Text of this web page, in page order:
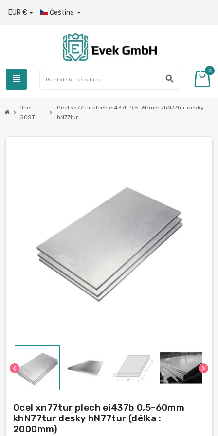
EUR € Čeština 
view_headline search
0
chevron_right
Ocel
GOST
chevron_right
Ocel xn77tur plech ei437b 0,5-60mm khN77tur desky
hN77tur
chevron_left chevron_right
Ocel xn77tur plech ei437b 0,5-60mm
khN77tur desky hN77tur (délka :
2000mm)